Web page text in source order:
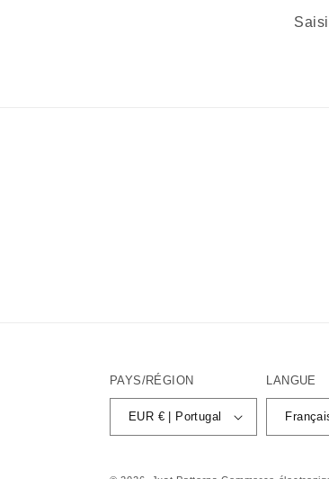
PAYS/RÉGION
EUR € | Portugal
LANGUE